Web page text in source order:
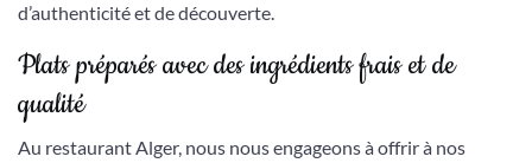
d’authenticité et de découverte.
Plats préparés avec des ingrédients frais et de
qualité
Au restaurant Alger, nous nous engageons à offrir à nos